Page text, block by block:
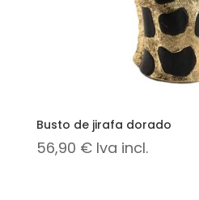
Busto de jirafa dorado
56,90 € Iva incl.